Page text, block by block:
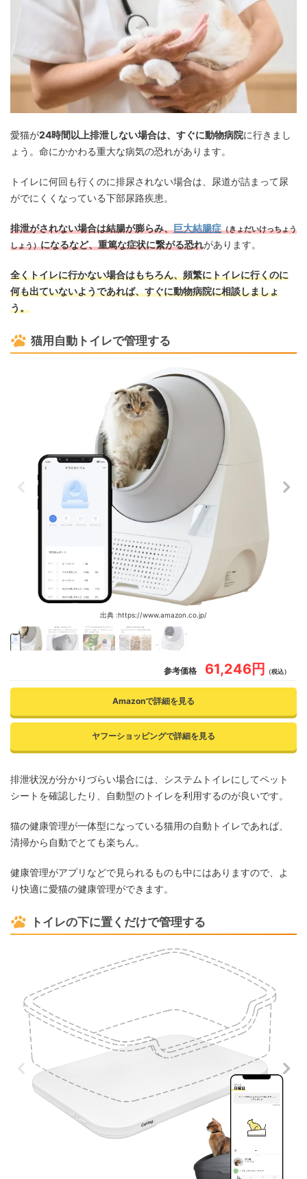
愛猫が24時間以上排泄しない場合は、すぐに動物病院に行きまし
ょう。命にかかわる重大な病気の恐れがあります。
トイレに何回も行くのに排尿されない場合は、尿道が詰まって尿
がでにくくなっている下部尿路疾患。
排泄がされない場合は結腸が膨らみ、巨大結腸症（きょだいけっちょう
しょう）になるなど、重篤な症状に繋がる恐れがあります。
全くトイレに行かない場合はもちろん、頻繁にトイレに行くのに
何も出ていないようであれば、すぐに動物病院に相談しましょ
う。
猫用自動トイレで管理する
出典 :https://www.amazon.co.jp/
参考価格 61,246円 （税込）
Amazonで詳細を見る
ヤフーショッピングで詳細を見る
排泄状況が分かりづらい場合には、システムトイレにしてペット
シートを確認したり、自動型のトイレを利用するのが良いです。
猫の健康管理が一体型になっている猫用の自動トイレであれば、
清掃から自動でとても楽ちん。
健康管理がアプリなどで見られるものも中にはありますので、よ
り快適に愛猫の健康管理ができます。
トイレの下に置くだけで管理する